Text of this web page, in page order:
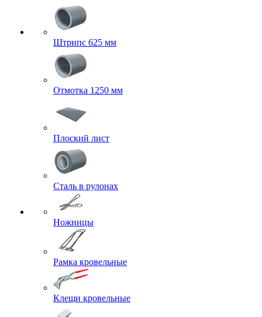
Штрипс 625 мм
Отмотка 1250 мм
Плоский лист
Сталь в рулонах
Ножницы
Рамка кровельные
Клещи кровельные